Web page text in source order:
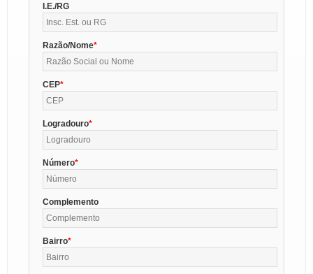
I.E./RG
Razão/Nome
CEP
Logradouro
Número
Complemento
Bairro